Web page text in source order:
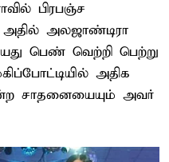
பிரபஞ்ச
அதில் அலஜாண்டிரா
பெண் வெற்றி பெற்று
அதிக
சாதனையையும் அவர்